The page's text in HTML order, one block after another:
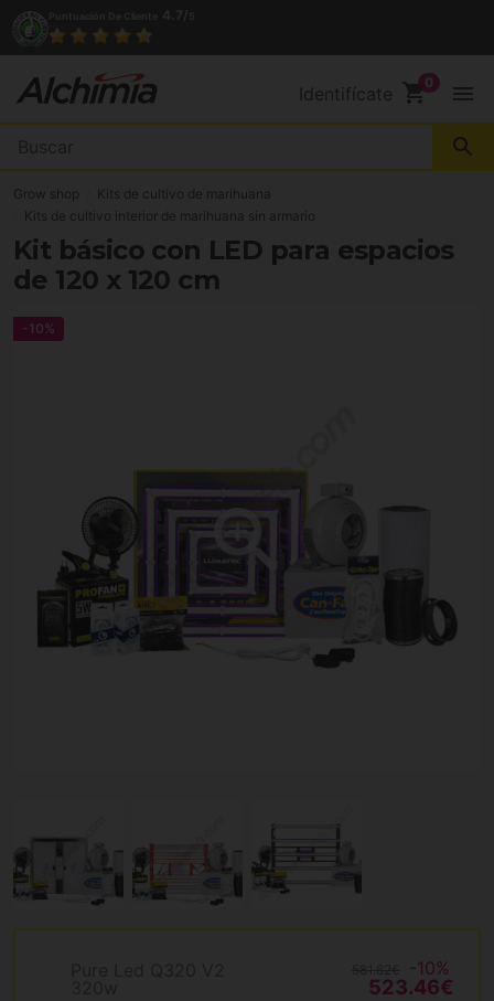
Identifícate shopping_cart menu
search
Grow shop
Kits de cultivo de marihuana
Kits de cultivo interior de marihuana sin armario
Kit básico con LED para espacios
de 120 x 120 cm
-10%
-10%
523.46€